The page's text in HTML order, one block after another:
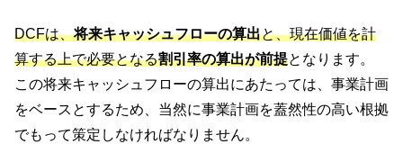
DCFは、将来キャッシュフローの算出と、現在価値を計
算する上で必要となる割引率の算出が前提となります。
この将来キャッシュフローの算出にあたっては、事業計画
をベースとするため、当然に事業計画を蓋然性の高い根拠
でもって策定しなければなりません。